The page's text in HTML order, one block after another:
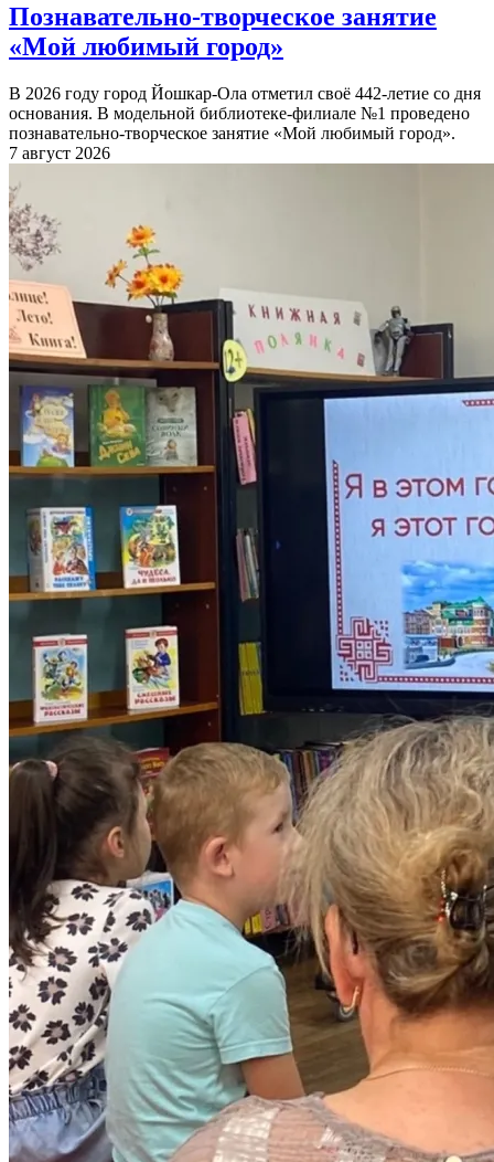
Познавательно-творческое занятие
«Мой любимый город»
В 2026 году город Йошкар-Ола отметил своё 442-летие со дня
основания. В модельной библиотеке-филиале №1 проведено
познавательно-творческое занятие «Мой любимый город».
7 август 2026